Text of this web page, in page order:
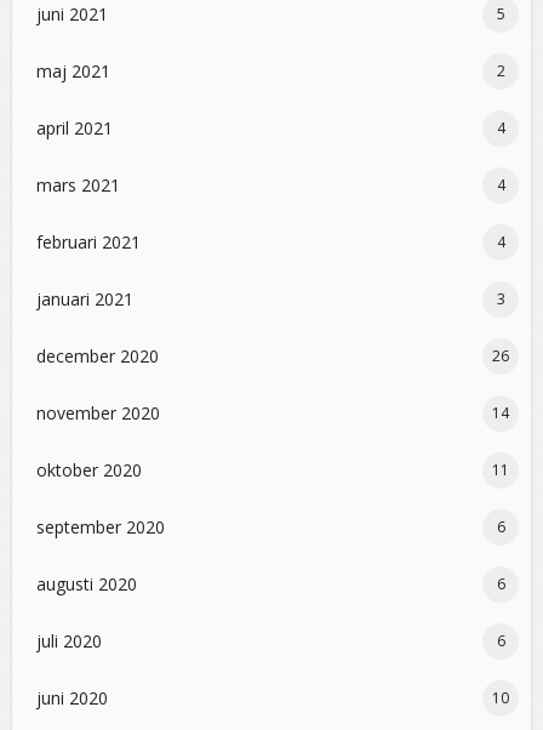
juni 2021 5
maj 2021 2
april 2021 4
mars 2021 4
februari 2021 4
januari 2021 3
december 2020 26
november 2020 14
oktober 2020 11
september 2020 6
augusti 2020 6
juli 2020 6
juni 2020 10